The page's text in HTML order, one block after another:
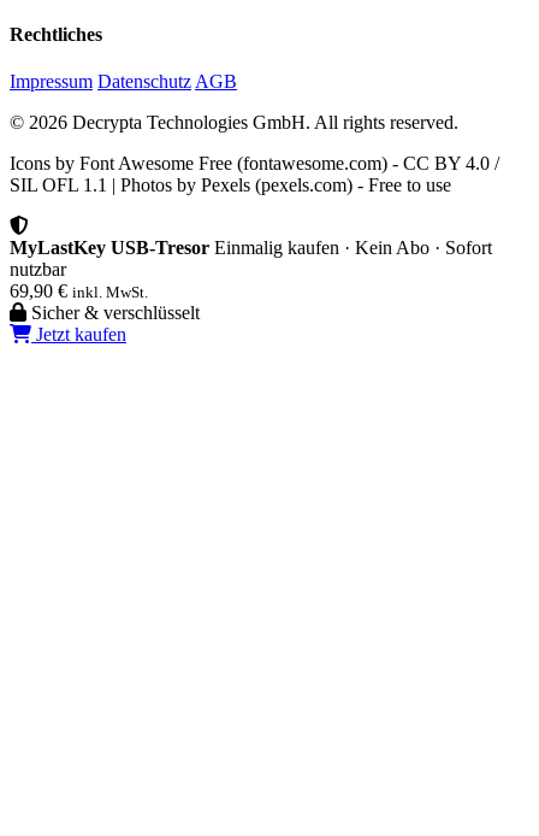
Rechtliches
Impressum Datenschutz AGB
© 2026 Decrypta Technologies GmbH. All rights reserved.
Icons by Font Awesome Free (fontawesome.com) - CC BY 4.0 /
SIL OFL 1.1 | Photos by Pexels (pexels.com) - Free to use
MyLastKey USB-Tresor Einmalig kaufen · Kein Abo · Sofort
nutzbar
69,90 € inkl. MwSt.
Sicher & verschlüsselt
Jetzt kaufen